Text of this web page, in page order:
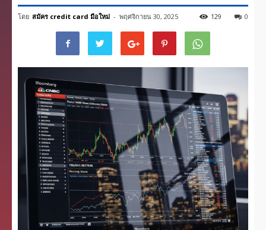
โดย สมัคร credit card มือใหม่ - พฤศจิกายน 30, 2025 0
129